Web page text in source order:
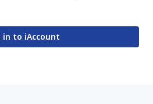
in to iAccount